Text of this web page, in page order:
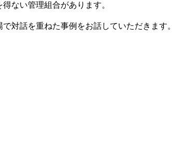
ない管理組合があります。
対話を重ねた事例をお話していただきます。